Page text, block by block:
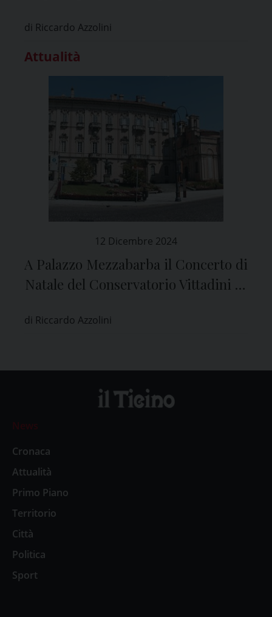
di Riccardo Azzolini
Attualità
12 Dicembre 2024
A Palazzo Mezzabarba il Concerto di
Natale del Conservatorio Vittadini di
di Riccardo Azzolini
News
Cronaca
Attualità
Primo Piano
Territorio
Città
Politica
Sport